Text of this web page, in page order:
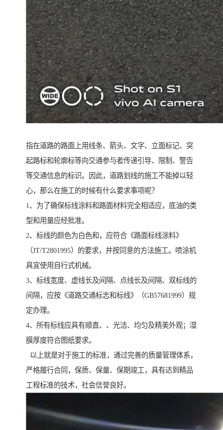
指在道路的路面上用线条、箭头、文字、立面标记、突
起路标和轮廓标等向交通参与者传递引导、限制、警告
等交通信息的标识。因此，道路划线的施工不能掉以轻
心，那么在施工的时候有什么要求事项呢？
1、为了确保标线涂料和路面材料完全相适应，底油的类
型和用量应经批准。
2、标线的颜色为白色和，应符合《路面标线涂料》
（JT/T2801995）的要求，并按同意的方法施工。喷涂机
具宜使用自行式机械。
3、标线宽度、虚线长及间隔、点线长及间隔、双标线的
间隔，应按《道路交通标志和标线》（GB57681999）规
定办理。
4、所有标线应具有顺直、、光洁、均匀及精美外观；湿
膜厚度符合图纸要求。
以上就是对于施工的标准，通过完善的质量管理体系，
严格履行合同，保质、保量、保期竣工，具有达到精品
工程标准的技术，社会信誉良好。